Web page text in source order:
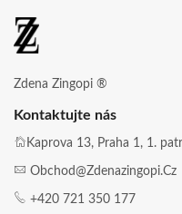
Zdena Zingopi ®
Kontaktujte nás
Kaprova 13, Praha 1, 1.
Obchod@zdenazingopi.cz
+420 721 350 177